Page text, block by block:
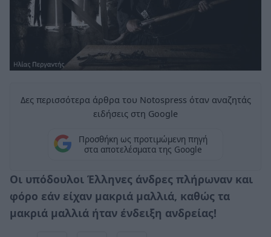
Δες περισσότερα άρθρα του Notospress όταν αναζητάς
ειδήσεις στη Google
Προσθήκη ως προτιμώμενη πηγή
στα αποτελέσματα της Google
Οι υπόδουλοι Έλληνες άνδρες πλήρωναν και
φόρο εάν είχαν μακριά μαλλιά, καθώς τα
μακριά μαλλιά ήταν ένδειξη ανδρείας!